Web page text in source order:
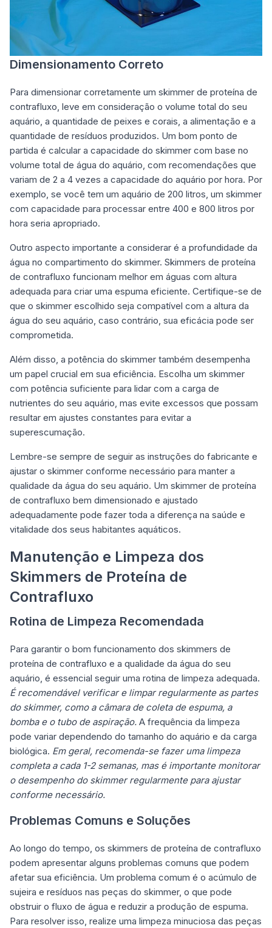
Dimensionamento Correto
Para dimensionar corretamente um skimmer de proteína de
contrafluxo, leve em consideração o volume total do seu
aquário, a quantidade de peixes e corais, a alimentação e a
quantidade de resíduos produzidos. Um bom ponto de
partida é calcular a capacidade do skimmer com base no
volume total de água do aquário, com recomendações que
variam de 2 a 4 vezes a capacidade do aquário por hora. Por
exemplo, se você tem um aquário de 200 litros, um skimmer
com capacidade para processar entre 400 e 800 litros por
hora seria apropriado.
Outro aspecto importante a considerar é a profundidade da
água no compartimento do skimmer. Skimmers de proteína
de contrafluxo funcionam melhor em águas com altura
adequada para criar uma espuma eficiente. Certifique-se de
que o skimmer escolhido seja compatível com a altura da
água do seu aquário, caso contrário, sua eficácia pode ser
comprometida.
Além disso, a potência do skimmer também desempenha
um papel crucial em sua eficiência. Escolha um skimmer
com potência suficiente para lidar com a carga de
nutrientes do seu aquário, mas evite excessos que possam
resultar em ajustes constantes para evitar a
superescumação.
Lembre-se sempre de seguir as instruções do fabricante e
ajustar o skimmer conforme necessário para manter a
qualidade da água do seu aquário. Um skimmer de proteína
de contrafluxo bem dimensionado e ajustado
adequadamente pode fazer toda a diferença na saúde e
vitalidade dos seus habitantes aquáticos.
Manutenção e Limpeza dos
Skimmers de Proteína de
Contrafluxo
Rotina de Limpeza Recomendada
Para garantir o bom funcionamento dos skimmers de
proteína de contrafluxo e a qualidade da água do seu
aquário, é essencial seguir uma rotina de limpeza adequada.
É recomendável verificar e limpar regularmente as partes
do skimmer, como a câmara de coleta de espuma, a
bomba e o tubo de aspiração. A frequência da limpeza
pode variar dependendo do tamanho do aquário e da carga
biológica. Em geral, recomenda-se fazer uma limpeza
completa a cada 1-2 semanas, mas é importante monitorar
o desempenho do skimmer regularmente para ajustar
conforme necessário.
Problemas Comuns e Soluções
Ao longo do tempo, os skimmers de proteína de contrafluxo
podem apresentar alguns problemas comuns que podem
afetar sua eficiência. Um problema comum é o acúmulo de
sujeira e resíduos nas peças do skimmer, o que pode
obstruir o fluxo de água e reduzir a produção de espuma.
Para resolver isso, realize uma limpeza minuciosa das peças